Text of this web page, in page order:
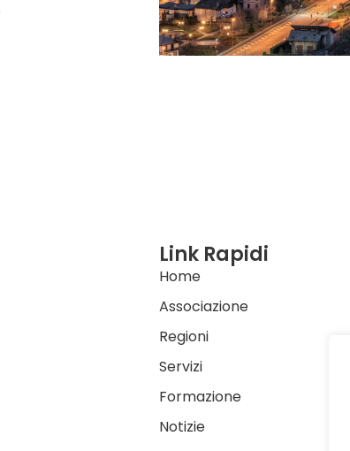
Link Rapidi
Home
Associazione
Regioni
Servizi
Formazione
Notizie